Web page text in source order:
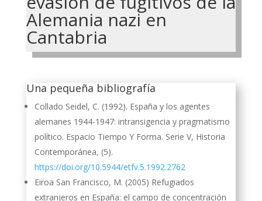
Alemania nazi en
Cantabria
Una pequeña bibliografía
Collado Seidel, C. (1992). España y los agentes
alemanes 1944-1947: intransigencia y pragmatismo
político. Espacio Tiempo Y Forma. Serie V, Historia
Contemporánea, (5).
https://doi.org/10.5944/etfv.5.1992.2762
Eiroa San Francisco, M. (2005) Refugiados
extranjeros en España: el campo de concentración